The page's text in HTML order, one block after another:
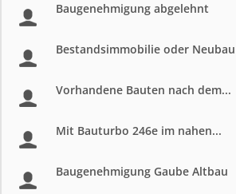
Baugenehmigung abgelehnt
Bestandsimmobilie oder Neubau
Vorhandene Bauten nach dem...
Mit Bauturbo 246e im nahen...
Baugenehmigung Gaube Altbau